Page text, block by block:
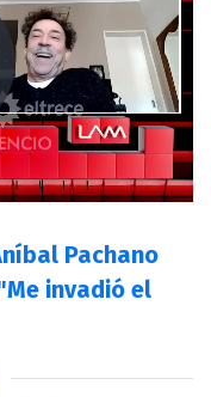
Pachano
invadió el